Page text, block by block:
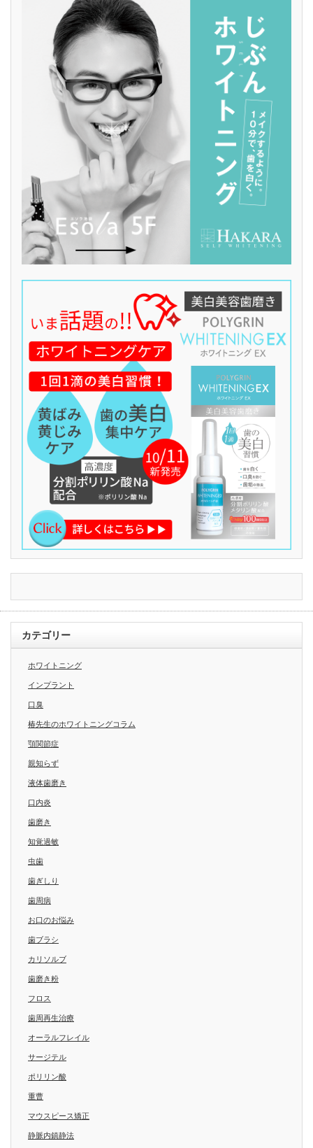
カテゴリー
ホワイトニング
インプラント
口臭
椿先生のホワイトニングコラム
顎関節症
親知らず
液体歯磨き
口内炎
歯磨き
知覚過敏
虫歯
歯ぎしり
歯周病
お口のお悩み
歯ブラシ
カリソルブ
歯磨き粉
フロス
歯周再生治療
オーラルフレイル
サージテル
ポリリン酸
重曹
マウスピース矯正
静脈内鎮静法